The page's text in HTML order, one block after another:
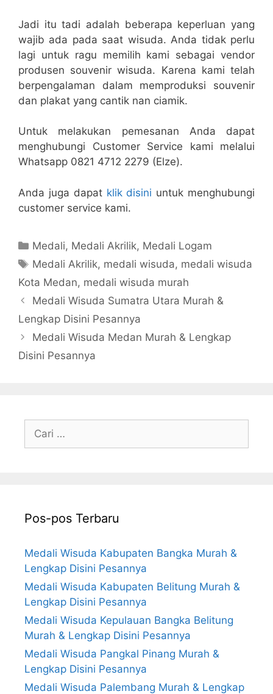
Jadi itu tadi adalah beberapa keperluan yang
wajib ada pada saat wisuda. Anda tidak perlu
lagi untuk ragu memilih kami sebagai vendor
produsen souvenir wisuda. Karena kami telah
berpengalaman dalam memproduksi souvenir
dan plakat yang cantik nan ciamik.
Untuk melakukan pemesanan Anda dapat
menghubungi Customer Service kami melalui
Whatsapp 0821 4712 2279 (Elze).
Anda juga dapat klik disini untuk menghubungi
customer service kami.
Kategori
Medali, Medali Akrilik, Medali Logam
Tag
Medali Akrilik, medali wisuda, medali wisuda
Kota Medan, medali wisuda murah
Medali Wisuda Sumatra Utara Murah &
Lengkap Disini Pesannya
Medali Wisuda Medan Murah & Lengkap
Disini Pesannya
untuk:
Pos-pos Terbaru
Medali Wisuda Kabupaten Bangka Murah &
Lengkap Disini Pesannya
Medali Wisuda Kabupaten Belitung Murah &
Lengkap Disini Pesannya
Medali Wisuda Kepulauan Bangka Belitung
Murah & Lengkap Disini Pesannya
Medali Wisuda Pangkal Pinang Murah &
Lengkap Disini Pesannya
Medali Wisuda Palembang Murah & Lengkap